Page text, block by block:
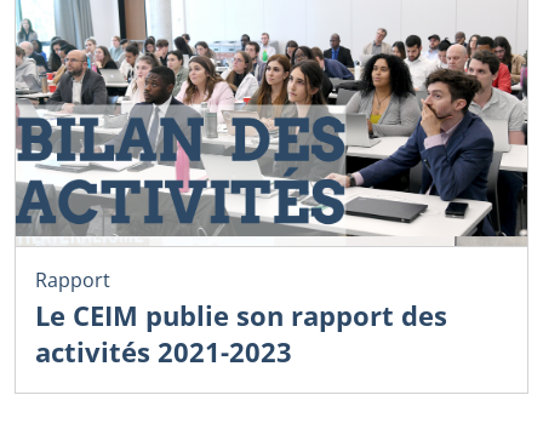
Rapport
Le CEIM publie son rapport des
activités 2021-2023